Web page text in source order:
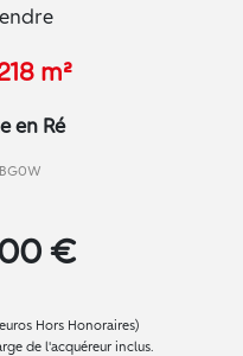
m²
en Ré
€
Hors Honoraires)
de l'acquéreur inclus.